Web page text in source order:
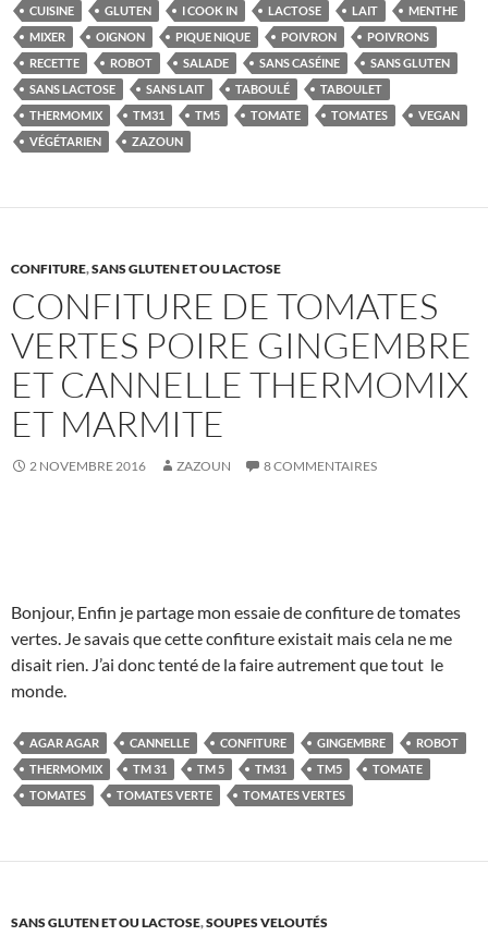
aux
tomates
concombre
poivrons
et
quelques
robot
Meme
Tout
Simple.
CUISINE GLUTEN I COOK IN LACTOSE LAIT
MENTHE
MIXER
OIGNON PIQUE NIQUE POIVRON
POIVRONS
RECETTE
ROBOT SALADE SANS CASÉINE
SANS GLUTEN
SANS LACTOSE
SANS LAIT TABOULÉ
TABOULET
THERMOMIX
TM31 TM5 TOMATE TOMATES
VEGAN
VÉGÉTARIEN
ZAZOUN
CONFITURE,SANS GLUTEN ET OU LACTOSE
CONFITURE DE TOMATES
VERTES POIRE GINGEMBRE
ET CANNELLE THERMOMIX
ET MARMITE
2 NOVEMBRE 2016 ZAZOUN 8 COMMENTAIRES
Bonjour, Enfin je partage mon essaie de confiture de tomates
vertes. Je savais que cette confiture existait mais cela ne me
disait rien. J’ai donc tenté de la faire autrement que tout le
monde.
AGAR AGAR CANNELLE CONFITURE GINGEMBRE
ROBOT
THERMOMIX
TM 31 TM 5 TM31 TM5
TOMATE
TOMATES
TOMATES VERTE TOMATES VERTES
SANS GLUTEN ET OU LACTOSE,SOUPES VELOUTÉS